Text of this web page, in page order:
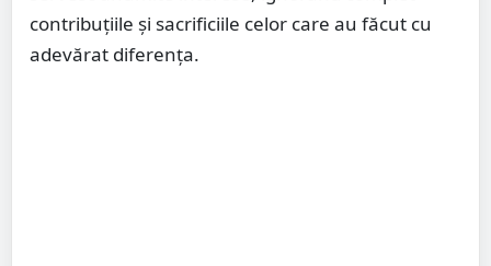
contribuțiile și sacrificiile celor care au făcut cu
adevărat diferența.